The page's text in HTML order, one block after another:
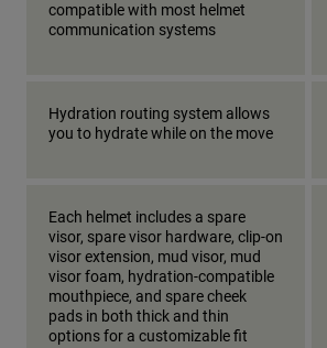
compatible with most helmet
communication systems
Hydration routing system allows
you to hydrate while on the move
Each helmet includes a spare
visor, spare visor hardware, clip-on
visor extension, mud visor, mud
visor foam, hydration-compatible
mouthpiece, and spare cheek
pads in both thick and thin
options for a customizable fit